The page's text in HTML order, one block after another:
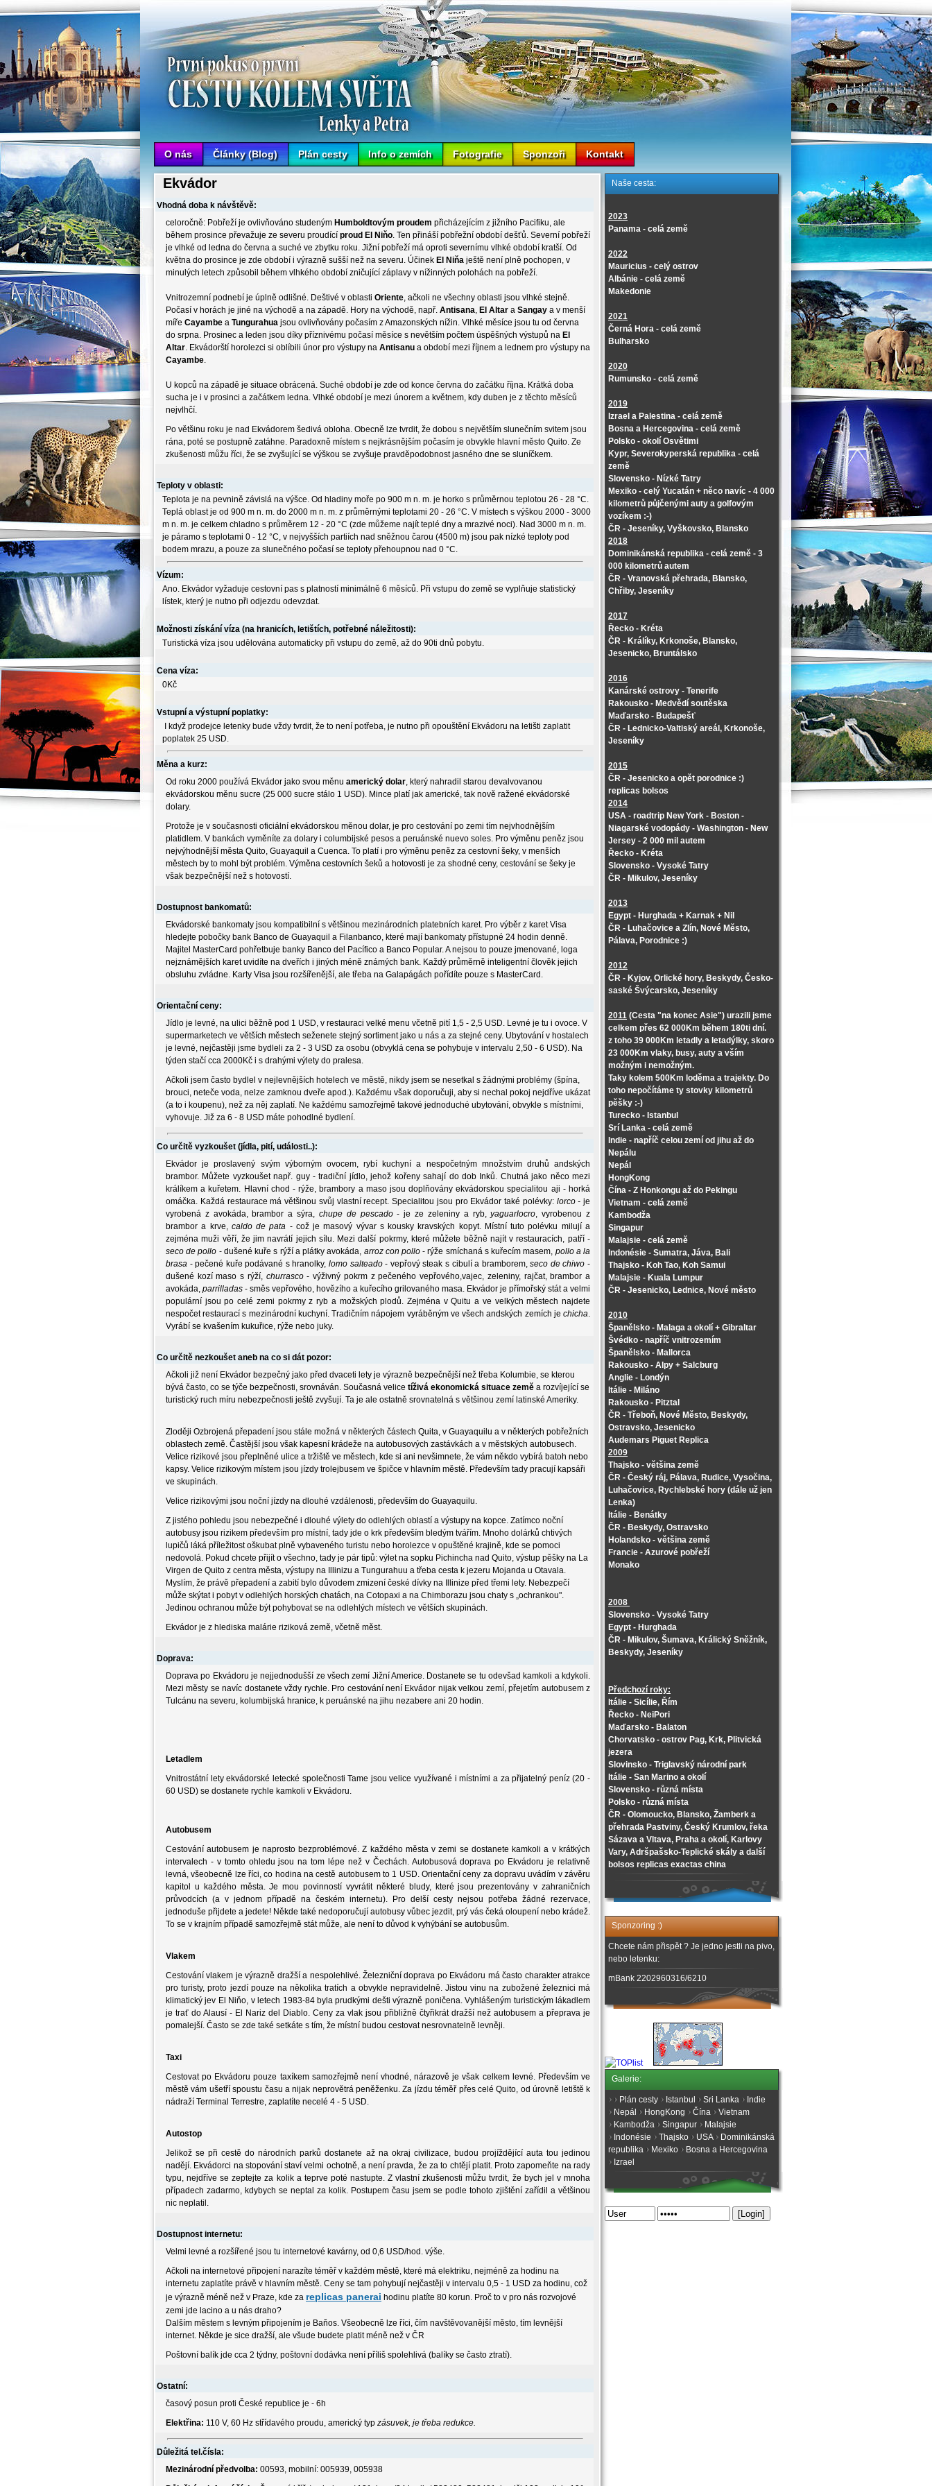
O nás Články (Blog) Plán cesty Info o zemích Fotografie Sponzoři Kontakt
Ekvádor
Vhodná doba k návštěvě:
celoročně: Pobřeží je ovlivňováno studeným Humboldtovým proudem přicházejícím z jižního Pacifiku, ale
během prosince převažuje ze severu proudící proud El Niňo. Ten přináší pobřežní období dešťů. Severní pobřeží
je vlhké od ledna do června a suché ve zbytku roku. Jižní pobřeží má oproti severnímu vlhké období kratší. Od
května do prosince je zde období i výrazně sušší než na severu. Účinek El Niňa ještě není plně pochopen, v
minulých letech způsobil během vlhkého období zničující záplavy v nížinných polohách na pobřeží.
Vnitrozemní podnebí je úplně odlišné. Deštivé v oblasti Oriente, ačkoli ne všechny oblasti jsou vlhké stejně.
Počasí v horách je jiné na východě a na západě. Hory na východě, např. Antisana, El Altar a Sangay a v menší
míře Cayambe a Tungurahua jsou ovlivňovány počasím z Amazonských nížin. Vlhké měsíce jsou tu od června
do srpna. Prosinec a leden jsou díky příznivému počasí měsíce s nevětším počtem úspěšných výstupů na El
Altar. Ekvádorští horolezci si oblíbili únor pro výstupy na Antisanu a období mezi říjnem a lednem pro výstupy na
Cayambe.
U kopců na západě je situace obrácená. Suché období je zde od konce června do začátku října. Krátká doba
sucha je i v prosinci a začátkem ledna. Vlhké období je mezi únorem a květnem, kdy duben je z těchto měsíců
nejvlhčí.
Po většinu roku je nad Ekvádorem šedivá obloha. Obecně lze tvrdit, že dobou s největším slunečním svitem jsou
rána, poté se postupně zatáhne. Paradoxně místem s nejkrásnějším počasím je obvykle hlavní město Quito. Ze
zkušenosti můžu říci, že se zvyšující se výškou se zvyšuje pravděpodobnost jasného dne se sluníčkem.
Teploty v oblasti:
Teplota je na pevnině závislá na výšce. Od hladiny moře po 900 m n. m. je horko s průměrnou teplotou 26 - 28 °C.
Teplá oblast je od 900 m n. m. do 2000 m n. m. z průměrnými teplotami 20 - 26 °C. V místech s výškou 2000 - 3000
m n. m. je celkem chladno s průměrem 12 - 20 °C (zde můžeme najít teplé dny a mrazivé noci). Nad 3000 m n. m.
je páramo s teplotami 0 - 12 °C, v nejvyšších partiích nad sněžnou čarou (4500 m) jsou pak nízké teploty pod
bodem mrazu, a pouze za slunečného počasí se teploty přehoupnou nad 0 °C.
Vízum:
Ano. Ekvádor vyžaduje cestovní pas s platností minimálně 6 měsíců. Při vstupu do země se vyplňuje statistický
lístek, který je nutno při odjezdu odevzdat.
Možnosti získání víza (na hranicích, letištích, potřebné náležitosti):
Turistická víza jsou udělována automaticky při vstupu do země, až do 90ti dnů pobytu.
Cena víza:
0Kč
Vstupní a výstupní poplatky:
I když prodejce letenky bude vždy tvrdit, že to není potřeba, je nutno při opouštění Ekvádoru na letišti zaplatit
poplatek 25 USD.
Měna a kurz:
Od roku 2000 používá Ekvádor jako svou měnu americký dolar, který nahradil starou devalvovanou
ekvádorskou měnu sucre (25 000 sucre stálo 1 USD). Mince platí jak americké, tak nově ražené ekvádorské
dolary.
Protože je v současnosti oficiální ekvádorskou měnou dolar, je pro cestování po zemi tím nejvhodnějším
platidlem. V bankách vyměníte za dolary i columbijské pesos a peruánské nuevo soles. Pro výměnu peněz jsou
nejvýhodnější města Quito, Guayaquil a Cuenca. To platí i pro výměnu peněz za cestovní šeky, v menších
městech by to mohl být problém. Výměna cestovních šeků a hotovosti je za shodné ceny, cestování se šeky je
však bezpečnější než s hotovostí.
Dostupnost bankomatů:
Ekvádorské bankomaty jsou kompatibilní s většinou mezinárodních platebních karet. Pro výběr z karet Visa
hledejte pobočky bank Banco de Guayaquil a Filanbanco, které mají bankomaty přístupné 24 hodin denně.
Majitel MasterCard pohřetbuje banky Banco del Pacífico a Banco Popular. A nejsou to pouze jmenované, loga
nejznámějších karet uvidíte na dveřích i jiných méně známých bank. Každý průměrně inteligentní člověk jejich
obsluhu zvládne. Karty Visa jsou rozšířenější, ale třeba na Galapágách pořídíte pouze s MasterCard.
Orientační ceny:
Jídlo je levné, na ulici běžně pod 1 USD, v restauraci velké menu včetně pití 1,5 - 2,5 USD. Levné je tu i ovoce. V
supermarketech ve větších městech seženete stejný sortiment jako u nás a za stejné ceny. Ubytování v hostalech
je levné, nejčastěji jsme bydleli za 2 - 3 USD za osobu (obvyklá cena se pohybuje v intervalu 2,50 - 6 USD). Na
týden stačí cca 2000Kč i s drahými výlety do pralesa.
Ačkoli jsem často bydlel v nejlevnějších hotelech ve městě, nikdy jsem se nesetkal s žádnými problémy (špína,
brouci, neteče voda, nelze zamknou dveře apod.). Každému však doporučuji, aby si nechal pokoj nejdříve ukázat
(a to i koupenu), než za něj zaplatí. Ne každému samozřejmě takové jednoduché ubytování, obvykle s místními,
vyhovuje. Již za 6 - 8 USD máte pohodlné bydlení.
Co určitě vyzkoušet (jídla, pití, události..):
Ekvádor je proslavený svým výborným ovocem, rybí kuchyní a nespočetným množstvím druhů andských
brambor. Můžete vyzkoušet např. guy - tradiční jídlo, jehož kořeny sahají do dob Inků. Chutná jako něco mezi
králíkem a kuřetem. Hlavní chod - rýže, brambory a maso jsou doplňovány ekvádorskou specialitou aji - horká
omáčka. Každá restaurace má většinou svůj vlastní recept. Specialitou jsou pro Ekvádor také polévky: lorco - je
vyrobená z avokáda, brambor a sýra, chupe de pescado- je ze zeleniny a ryb,yaguarlocro, vyrobenou z
brambor a krve, caldo de pata - což je masový vývar s kousky kravských kopyt. Místní tuto polévku milují a
zejména muži věří, že jim navrátí jejich sílu. Mezi další pokrmy, které můžete běžně najít v restauracích, patří -
seco de pollo - dušené kuře s rýží a plátky avokáda, arroz con pollo- rýže smíchaná s kuřecím masem, pollo a la
brasa - pečené kuře podávané s hranolky,lomo salteado- vepřový steak s cibulí a bramborem,seco de chiwo -
dušené kozí maso s rýží, churrasco- výživný pokrm z pečeného vepřového,vajec, zeleniny, rajčat, brambor a
avokáda, parrilladas - směs vepřového, hovězího a kuřecího grilovaného masa. Ekvádor je přímořský stát a velmi
populární jsou po celé zemi pokrmy z ryb a možských plodů. Zejména v Quitu a ve velkých městech najdete
nespočet restaurací s mezinárodní kuchyní. Tradičním nápojem vyráběným ve všech andských zemích je chicha.
Vyrábí se kvašením kukuřice, rýže nebo juky.
Co určitě nezkoušet aneb na co si dát pozor:
Ačkoli již není Ekvádor bezpečný jako před dvaceti lety je výrazně bezpečnější než třeba Kolumbie, se kterou
bývá často, co se týče bezpečnosti, srovnáván. Současná velice tíživá ekonomická situace země a rozvíjející se
turistický ruch míru nebezpečnosti ještě zvyšují. Ta je ale ostatně srovnatelná s většinou zemí latinské Ameriky.
Zloději Ozbrojená přepadení jsou stále možná v některých částech Quita, v Guayaquilu a v některých pobřežních
oblastech země. Častější jsou však kapesní krádeže na autobusových zastávkách a v městských autobusech.
Velice rizikové jsou přeplněné ulice a tržiště ve městech, kde si ani nevšimnete, že vám někdo vybírá batoh nebo
kapsy. Velice rizikovým místem jsou jízdy trolejbusem ve špičce v hlavním městě. Především tady pracují kapsáři
ve skupinách.
Velice rizikovými jsou noční jízdy na dlouhé vzdálenosti, především do Guayaquilu.
Z jistého pohledu jsou nebezpečné i dlouhé výlety do odlehlých oblastí a výstupy na kopce. Zatímco noční
autobusy jsou rizikem především pro místní, tady jde o krk především bledým tvářím. Mnoho dolárků chtivých
lupičů láká příležitost oškubat plně vybaveného turistu nebo horolezce v opuštěné krajině, kde se pomoci
nedovolá. Pokud chcete přijít o všechno, tady je pár tipů: výlet na sopku Pichincha nad Quito, výstup pěšky na La
Virgen de Quito z centra města, výstupy na Illinizu a Tungurahuu a třeba cesta k jezeru Mojanda u Otavala.
Myslím, že právě přepadení a zabití bylo důvodem zmizení české dívky na Illinize před třemi lety. Nebezpečí
může skýtat i pobyt v odlehlých horských chatách, na Cotopaxi a na Chimborazu jsou chaty s „ochrankou".
Jedinou ochranou může být pohybovat se na odlehlých místech ve větších skupinách.
Ekvádor je z hlediska malárie riziková země, včetně měst.
Doprava:
Doprava po Ekvádoru je nejjednodušší ze všech zemí Jižní Americe. Dostanete se tu odevšad kamkoli a kdykoli.
Mezi městy se navíc dostanete vždy rychle. Pro cestování není Ekvádor nijak velkou zemí, přejetím autobusem z
Tulcánu na severu, kolumbijská hranice, k peruánské na jihu nezabere ani 20 hodin.
Letadlem
Vnitrostátní lety ekvádorské letecké společnosti Tame jsou velice využívané i místními a za přijatelný peníz (20 -
60 USD) se dostanete rychle kamkoli v Ekvádoru.
Autobusem
Cestování autobusem je naprosto bezproblémové. Z každého města v zemi se dostanete kamkoli a v krátkých
intervalech - v tomto ohledu jsou na tom lépe než v Čechách. Autobusová doprava po Ekvádoru je relativně
levná, všeobecně lze říci, co hodina na cestě autobusem to 1 USD. Orientační ceny za dopravu uvádím v závěru
kapitol u každého města. Je mou povinností vyvrátit některé bludy, které jsou prezentovány v zahraničních
průvodcích (a v jednom případě na českém internetu). Pro delší cesty nejsou potřeba žádné rezervace,
jednoduše přijdete a jedete! Někde také nedoporučují autobusy vůbec jezdit, prý vás čeká oloupení nebo krádež.
To se v krajním případě samozřejmě stát může, ale není to důvod k vyhýbání se autobusům.
Vlakem
Cestování vlakem je výrazně dražší a nespolehlivé. Železniční doprava po Ekvádoru má často charakter atrakce
pro turisty, proto jezdí pouze na několika tratích a obvykle nepravidelně. Jistou vinu na zubožené železnici má
klimatický jev El Niňo, v letech 1983-84 byla prudkými dešti výrazně poničena. Vyhlášeným turistickým lákadlem
je trať do Alausí - El Nariz del Diablo. Ceny za vlak jsou přibližně čtyřikrát dražší než autobusem a přeprava je
pomalejší. Často se zde také setkáte s tím, že místní budou cestovat nesrovnatelně levněji.
Taxi
Cestovat po Ekvádoru pouze taxíkem samozřejmě není vhodné, nárazově je však celkem levné. Především ve
městě vám ušetří spoustu času a nijak neprovětrá peněženku. Za jízdu téměř přes celé Quito, od úrovně letiště k
nádraží Terminal Terrestre, zaplatíte necelé 4 - 5 USD.
Autostop
Jelikož se při cestě do národních parků dostanete až na okraj civilizace, budou projíždějící auta tou jedinou
nadějí. Ekvádorci na stopování staví velmi ochotně, a není pravda, že za to chtějí platit. Proto zapomeňte na rady
typu, nejdříve se zeptejte za kolik a teprve poté nastupte. Z vlastní zkušenosti můžu tvrdit, že bych jel v mnoha
případech zadarmo, kdybych se neptal za kolik. Postupem času jsem se podle tohoto zjištění zařídil a většinou
nic neplatil.
Dostupnost internetu:
Velmi levné a rozšířené jsou tu internetové kavárny, od 0,6 USD/hod. výše.
Ačkoli na internetové připojení narazíte téměř v každém městě, které má elektriku, nejméně za hodinu na
internetu zaplatíte právě v hlavním městě. Ceny se tam pohybují nejčastěji v intervalu 0,5 - 1 USD za hodinu, což
je výrazně méně než v Praze, kde za replicas panerai hodinu platíte 80 korun. Proč to v pro nás rozvojové
zemi jde lacino a u nás draho?
Dalším městem s levným připojením je Baňos. Všeobecně lze říci, čím navštěvovanější město, tím levnější
internet. Někde je sice dražší, ale všude budete platit méně než v ČR
Poštovní balík jde cca 2 týdny, poštovní dodávka není příliš spolehlivá (balíky se často ztratí).
Ostatní:
časový posun proti České republice je - 6h
Elektřina: 110 V, 60 Hz střídavého proudu, americký typ zásuvek, je třeba redukce.
Důležitá tel.čísla:
Mezinárodní předvolba: 00593, mobilní: 005939, 005938
Naše cesta:
2023
Panama - celá země
2022
Mauricius - celý ostrov
Albánie - celá země
Makedonie
2021
Černá Hora - celá země
Bulharsko
2020
Rumunsko - celá země
2019
Izrael a Palestina - celá země
Bosna a Hercegovina - celá země
Polsko - okolí Osvětimi
Kypr, Severokyperská republika - celá
země
Slovensko - Nízké Tatry
Mexiko - celý Yucatán + něco navíc - 4 000
kilometrů půjčenými auty a golfovým
vozíkem :-)
ČR - Jeseníky, Vyškovsko, Blansko
2018
Dominikánská republika - celá země - 3
000 kilometrů autem
ČR - Vranovská přehrada, Blansko,
Chřiby, Jeseníky
2017
Řecko - Kréta
ČR - Králíky, Krkonoše, Blansko,
Jesenicko, Bruntálsko
2016
Kanárské ostrovy - Tenerife
Rakousko - Medvědí soutěska
Maďarsko - Budapešť
ČR - Lednicko-Valtiský areál, Krkonoše,
Jeseníky
2015
ČR - Jesenicko a opět porodnice :)
replicas bolsos
2014
USA - roadtrip New York - Boston -
Niagarské vodopády - Washington - New
Jersey - 2 000 mil autem
Řecko - Kréta
Slovensko - Vysoké Tatry
ČR - Mikulov, Jeseníky
2013
Egypt - Hurghada + Karnak + Nil
ČR - Luhačovice a Zlín, Nové Město,
Pálava, Porodnice :)
2012
ČR - Kyjov, Orlické hory, Beskydy, Česko-
saské Švýcarsko, Jeseníky
2011 (Cesta "na konec Asie") urazili jsme
celkem přes 62 000Km během 180ti dní.
z toho 39 000Km letadly a letadýlky, skoro
23 000Km vlaky, busy, auty a vším
možným i nemožným.
Taky kolem 500Km loděma a trajekty. Do
toho nepočítáme ty stovky kilometrů
pěšky :-)
Turecko - Istanbul
Srí Lanka - celá země
Indie - napříč celou zemí od jihu až do
Nepálu
Nepál
HongKong
Čína - Z Honkongu až do Pekingu
Vietnam - celá země
Kambodža
Singapur
Malajsie - celá země
Indonésie - Sumatra, Jáva, Bali
Thajsko - Koh Tao, Koh Samui
Malajsie - Kuala Lumpur
ČR - Jesenicko, Lednice, Nové město
2010
Španělsko - Malaga a okolí + Gibraltar
Švédko - napříč vnitrozemím
Španělsko - Mallorca
Rakousko - Alpy + Salcburg
Anglie - Londýn
Itálie - Miláno
Rakousko - Pitztal
ČR - Třeboň, Nové Město, Beskydy,
Ostravsko, Jesenicko
Audemars Piguet Replica
2009
Thajsko - většina země
ČR - Český ráj, Pálava, Rudice, Vysočina,
Luhačovice, Rychlebské hory (dále už jen
Lenka)
Itálie - Benátky
ČR - Beskydy, Ostravsko
Holandsko - většina země
Francie - Azurové pobřeží
Monako
2008
Slovensko - Vysoké Tatry
Egypt - Hurghada
ČR - Mikulov, Šumava, Králický Sněžník,
Beskydy, Jeseníky
Předchozí roky:
Itálie - Sicílie, Řím
Řecko - NeiPori
Maďarsko - Balaton
Chorvatsko - ostrov Pag, Krk, Plitvická
jezera
Slovinsko - Triglavský národní park
Itálie - San Marino a okolí
Slovensko - různá místa
Polsko - různá místa
ČR - Olomoucko, Blansko, Žamberk a
přehrada Pastviny, Český Krumlov, řeka
Sázava a Vltava, Praha a okolí, Karlovy
Vary, Adršpašsko-Teplické skály a další
bolsos replicas exactas china
Sponzoring :)
Chcete nám přispět ? Je jedno jestli na pivo,
nebo letenku:
mBank 2202960316/6210
Galerie:
Plán cesty Istanbul Sri Lanka
Indie
Nepál
HongKong Čína
Vietnam
Kambodža
Singapur
Malajsie
Indonésie
Thajsko USA
Dominikánská
republika
Mexiko
Bosna a Hercegovina
Izrael